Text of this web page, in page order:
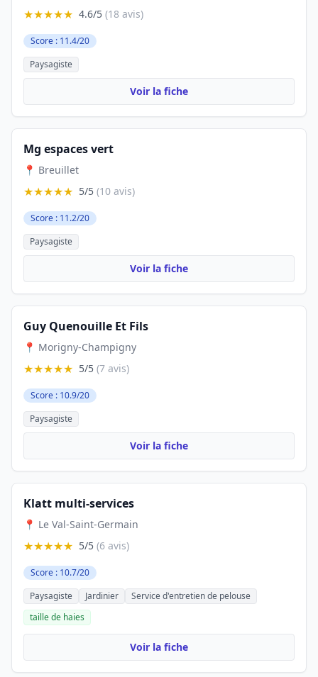
★★★★★ 4.6/5 (18 avis)
Score : 11.4/20
Paysagiste
Voir la fiche
Mg espaces vert
📍 Breuillet
★★★★★ 5/5 (10 avis)
Score : 11.2/20
Paysagiste
Voir la fiche
Guy Quenouille Et Fils
📍 Morigny-Champigny
★★★★★ 5/5 (7 avis)
Score : 10.9/20
Paysagiste
Voir la fiche
Klatt multi-services
📍 Le Val-Saint-Germain
★★★★★ 5/5 (6 avis)
Score : 10.7/20
Paysagiste
Jardinier
Service d'entretien de pelouse
taille de haies
Voir la fiche